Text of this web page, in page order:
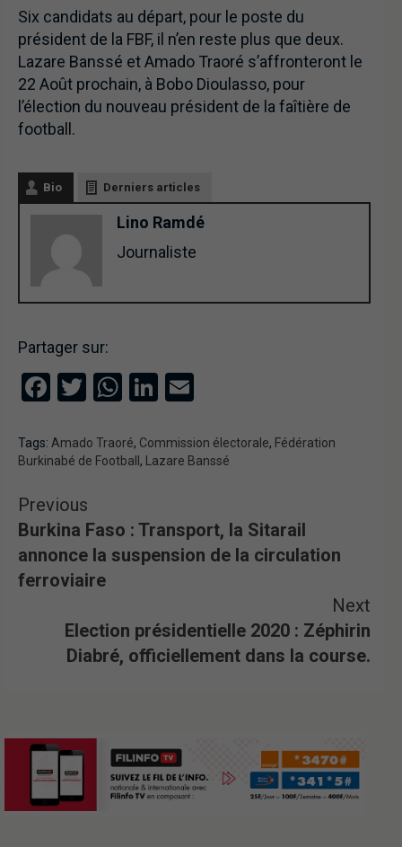
Six candidats au départ, pour le poste du
président de la FBF, il n’en reste plus que deux.
Lazare Banssé et Amado Traoré s’affronteront le
22 Août prochain, à Bobo Dioulasso, pour
l’élection du nouveau président de la faîtière de
football.
Bio Derniers articles
Lino Ramdé
Journaliste
Partager sur:
Facebook
Twitter
WhatsApp
LinkedIn
Tags: Amado Traoré, Commission électorale, Fédération
Burkinabé de Football , Lazare Banssé
Previous
Burkina Faso : Transport, la Sitarail
annonce la suspension de la circulation
ferroviaire
Next
Election présidentielle 2020 : Zéphirin
Diabré, officiellement dans la course.